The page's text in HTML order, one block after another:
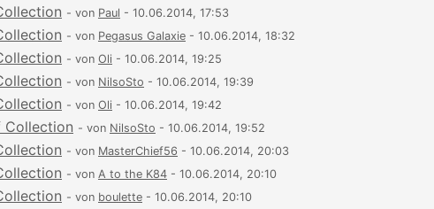
- von Paul - 10.06.2014, 17:53
- von Pegasus Galaxie - 10.06.2014, 18:32
- von Oli - 10.06.2014, 19:25
- von NilsoSto - 10.06.2014, 19:39
- von Oli - 10.06.2014, 19:42
Collection - von NilsoSto - 10.06.2014, 19:52
- von MasterChief56 - 10.06.2014, 20:03
- von A to the K84 - 10.06.2014, 20:10
- von boulette - 10.06.2014, 20:10